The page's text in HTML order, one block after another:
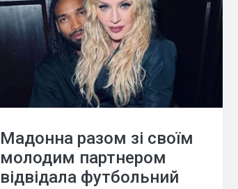
Мадонна разом зі своїм
молодим партнером
відвідала футбольний